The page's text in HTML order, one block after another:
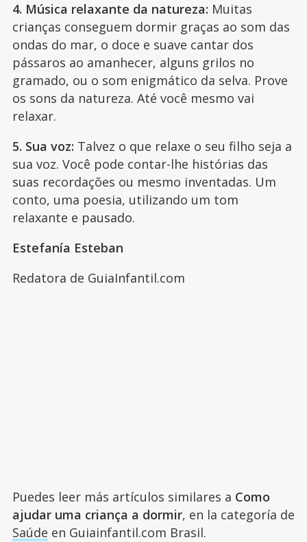
4. Música relaxante da natureza: Muitas
crianças conseguem dormir graças ao som das
ondas do mar, o doce e suave cantar dos
pássaros ao amanhecer, alguns grilos no
gramado, ou o som enigmático da selva. Prove
os sons da natureza. Até você mesmo vai
relaxar.
5. Sua voz: Talvez o que relaxe o seu filho seja a
sua voz. Você pode contar-lhe histórias das
suas recordações ou mesmo inventadas. Um
conto, uma poesia, utilizando um tom
relaxante e pausado.
Estefanía Esteban
Redatora de GuiaInfantil.com
Puedes leer más artículos similares a Como
ajudar uma criança a dormir, en la categoría de
Saúde en Guiainfantil.com Brasil.